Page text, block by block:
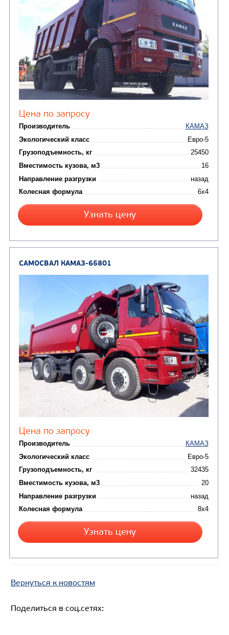
Цена по запросу
Производитель
Экологический класс
Грузоподъемность, кг
Вместимость кузова, м3
Направление разгрузки
Колесная формула
Узнать цену
САМОСВАЛ КАМАЗ-6580
Цена по запросу
Производитель
Вместимость кузова, м3
Вернуться к новостям
Поделиться в соц.сетях: